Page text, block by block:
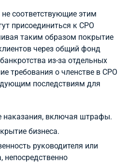
соответствующие этим
присоединиться к СРО
таким образом покрытие
через общий фонд
из-за отдельных
требования о членстве в СРО
последствиям для
наказания, включая штрафы.
бизнеса.
руководителя или
непосредственно